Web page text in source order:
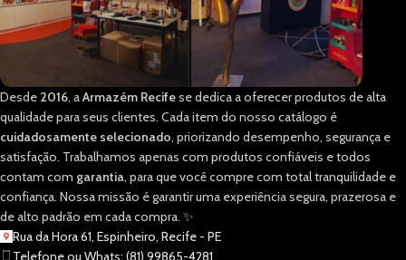
Desde 2016, aArmazém Recifese dedica a oferecer produtos de alta
qualidade para seus clientes. Cada item do nosso catálogo é
cuidadosamente selecionado, priorizando desempenho, segurança e
satisfação. Trabalhamos apenas com produtos confiáveis e todos
contam com garantia, para que você compre com total tranquilidade e
confiança. Nossa missão é garantir uma experiência segura, prazerosa e
de alto padrão em cada compra. ✨
Rua da Hora 61, Espinheiro, Recife - PE
Telefone ou Whats: (81) 99865-4281